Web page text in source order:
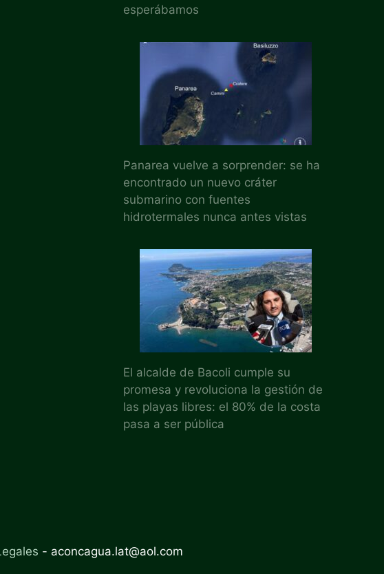
esperábamos
Panarea vuelve a sorprender: se ha
encontrado un nuevo cráter
submarino con fuentes
hidrotermales nunca antes vistas
El alcalde de Bacoli cumple su
promesa y revoluciona la gestión de
las playas libres: el 80% de la costa
pasa a ser pública
- aconcagua.lat@aol.com